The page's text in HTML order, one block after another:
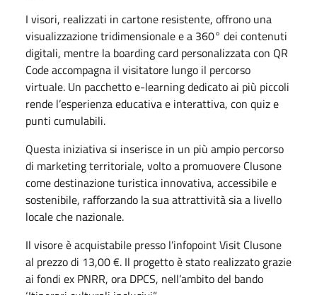
I visori, realizzati in cartone resistente, offrono una
visualizzazione tridimensionale e a 360° dei contenuti
digitali, mentre la boarding card personalizzata con QR
Code accompagna il visitatore lungo il percorso
virtuale. Un pacchetto e-learning dedicato ai più piccoli
rende l’esperienza educativa e interattiva, con quiz e
punti cumulabili.
Questa iniziativa si inserisce in un più ampio percorso
di marketing territoriale, volto a promuovere Clusone
come destinazione turistica innovativa, accessibile e
sostenibile, rafforzando la sua attrattività sia a livello
locale che nazionale.
Il visore è acquistabile presso l’infopoint Visit Clusone
al prezzo di 13,00 €. Il progetto è stato realizzato grazie
ai fondi ex PNRR, ora DPCS, nell’ambito del bando